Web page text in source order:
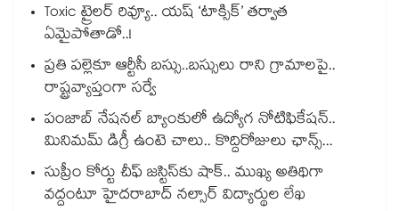
Toxic ట్రైలర్ రివ్యూ.. యష్ ‘టాక్సిక్’ తర్వాత
ఏమైపోతాడో..!
ప్రతి పల్లెకూ ఆర్టీసీ బస్సు..బస్సులు రాని గ్రామాలపై..
రాష్ట్రవ్యాప్తంగా సర్వే
పంజాబ్ నేషనల్ బ్యాంకులో ఉద్యోగ నోటిఫికేషన్..
మినిమమ్ డిగ్రీ ఉంటె చాలు.. కొద్దిరోజులు ఛాన్స్...
సుప్రీం కోర్టు చీఫ్ జస్టిస్⁭కు షాక్.. ముఖ్య అతిథిగా
వద్దంటూ హైదరాబాద్ నల్సార్ విద్యార్థుల లేఖ